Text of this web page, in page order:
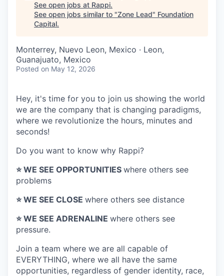
See open jobs at Rappi.
See open jobs similar to "Zone Lead" Foundation
Capital.
Monterrey, Nuevo Leon, Mexico · Leon,
Guanajuato, Mexico
Posted on May 12, 2026
Hey, it's time for you to join us showing the world
we are the company that is changing paradigms,
where we revolutionize the hours, minutes and
seconds!
Do you want to know why Rappi?
⭐️ WE SEE OPPORTUNITIES where others see
problems
⭐️ WE SEE CLOSE where others see distance
⭐️ WE SEE ADRENALINE where others see
pressure.
Join a team where we are all capable of
EVERYTHING, where we all have the same
opportunities, regardless of gender identity, race,